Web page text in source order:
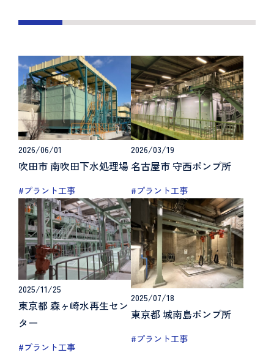
2026/06/01
吹田市 南吹田下水処理場
#プラント工事
2026/03/19
名古屋市 守西ポンプ所
#プラント工事
2025/11/25
東京都 森ヶ崎水再生セン
ター
#プラント工事
2025/07/18
東京都 城南島ポンプ所
#プラント工事